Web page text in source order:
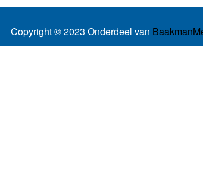
Copyright © 2023 Onderdeel van